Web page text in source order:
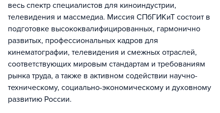
весь спектр специалистов для киноиндустрии,
телевидения и массмедиа. Миссия СПбГИКиТ состоит в
подготовке высококвалифицированных, гармонично
развитых, профессиональных кадров для
кинематографии, телевидения и смежных отраслей,
соответствующих мировым стандартам и требованиям
рынка труда, а также в активном содействии научно-
техническому, социально-экономическому и духовному
развитию России.